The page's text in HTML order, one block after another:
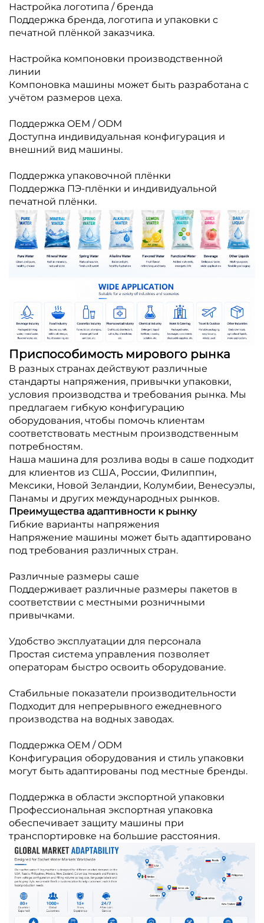
Настройка логотипа / бренда
Поддержка бренда, логотипа и упаковки с
печатной плёнкой заказчика.
Настройка компоновки производственной
линии
Компоновка машины может быть разработана с
учётом размеров цеха.
Поддержка OEM / ODM
Доступна индивидуальная конфигурация и
внешний вид машины.
Поддержка упаковочной плёнки
Поддержка ПЭ-плёнки и индивидуальной
печатной плёнки.
Приспособимость мирового рынка
В разных странах действуют различные
стандарты напряжения, привычки упаковки,
условия производства и требования рынка. Мы
предлагаем гибкую конфигурацию
оборудования, чтобы помочь клиентам
соответствовать местным производственным
потребностям.
Наша машина для розлива воды в саше подходит
для клиентов из США, России, Филиппин,
Мексики, Новой Зеландии, Колумбии, Венесуэлы,
Панамы и других международных рынков.
Преимущества адаптивности к рынку
Гибкие варианты напряжения
Напряжение машины может быть адаптировано
под требования различных стран.
Различные размеры саше
Поддерживает различные размеры пакетов в
соответствии с местными розничными
привычками.
Удобство эксплуатации для персонала
Простая система управления позволяет
операторам быстро освоить оборудование.
Стабильные показатели производительности
Подходит для непрерывного ежедневного
производства на водных заводах.
Поддержка OEM / ODM
Конфигурация оборудования и стиль упаковки
могут быть адаптированы под местные бренды.
Поддержка в области экспортной упаковки
Профессиональная экспортная упаковка
обеспечивает защиту машины при
транспортировке на большие расстояния.